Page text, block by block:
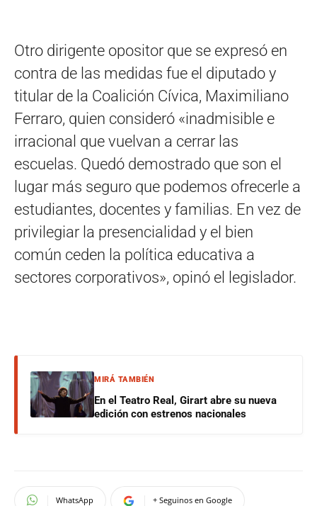
Otro dirigente opositor que se expresó en
contra de las medidas fue el diputado y
titular de la Coalición Cívica, Maximiliano
Ferraro, quien consideró «inadmisible e
irracional que vuelvan a cerrar las
escuelas. Quedó demostrado que son el
lugar más seguro que podemos ofrecerle a
estudiantes, docentes y familias. En vez de
privilegiar la presencialidad y el bien
común ceden la política educativa a
sectores corporativos», opinó el legislador.
MIRÁ TAMBIÉN
En el Teatro Real, Girart abre su nueva
edición con estrenos nacionales
WhatsApp + Seguinos en Google